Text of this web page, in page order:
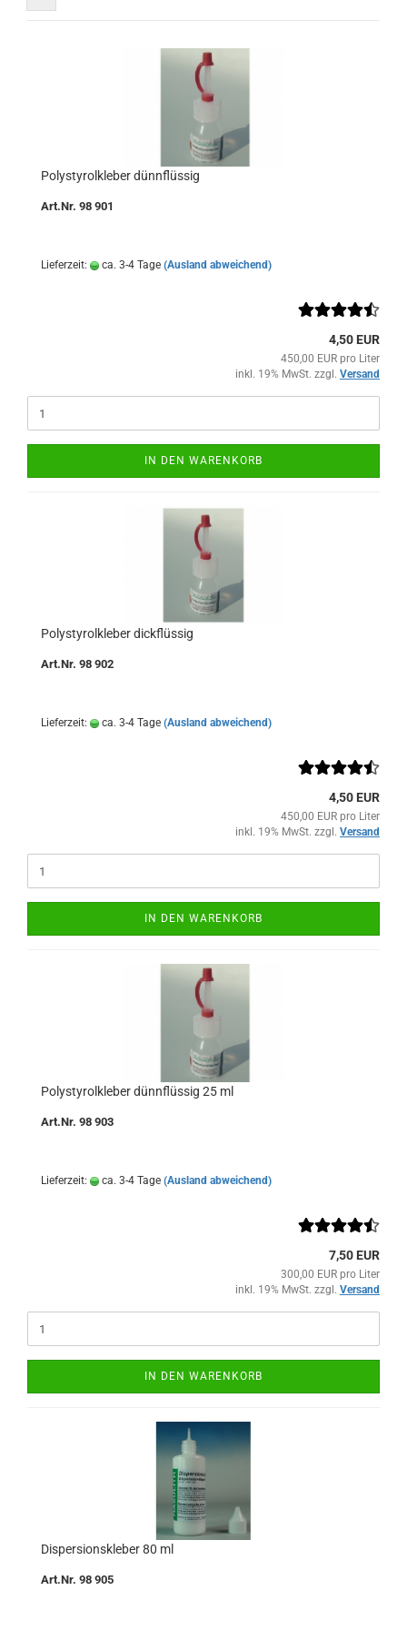
Polystyrolkleber dünnflüssig
Art.Nr. 98 901
Lieferzeit: ca. 3-4 Tage (Ausland abweichend)
4,50 EUR
450,00 EUR pro Liter
inkl. 19% MwSt. zzgl. Versand
IN DEN WARENKORB
Polystyrolkleber dickflüssig
Art.Nr. 98 902
Lieferzeit: ca. 3-4 Tage (Ausland abweichend)
4,50 EUR
450,00 EUR pro Liter
inkl. 19% MwSt. zzgl. Versand
IN DEN WARENKORB
Polystyrolkleber dünnflüssig 25 ml
Art.Nr. 98 903
Lieferzeit: ca. 3-4 Tage (Ausland abweichend)
7,50 EUR
300,00 EUR pro Liter
inkl. 19% MwSt. zzgl. Versand
IN DEN WARENKORB
Dispersionskleber 80 ml
Art.Nr. 98 905